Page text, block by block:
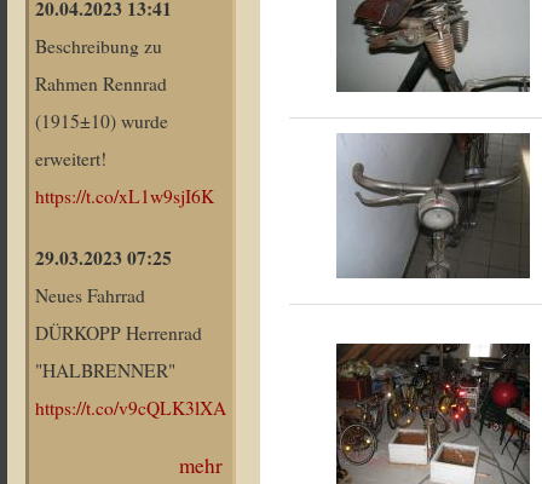
20.04.2023 13:41
Beschreibung zu
Rahmen Rennrad
(1915±10) wurde
erweitert!
https://t.co/xL1w9sjI6K
29.03.2023 07:25
Neues Fahrrad
DÜRKOPP Herrenrad
"HALBRENNER"
https://t.co/v9cQLK3lXA
mehr